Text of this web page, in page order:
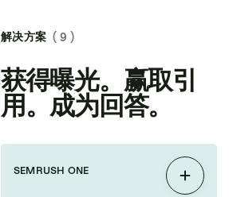
解决方案 ( 9 )
获得曝光。赢取引
用。成为回答。
SEMRUSH ONE
展开